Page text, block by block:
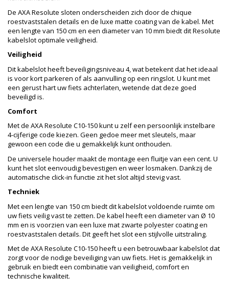
De AXA Resolute sloten onderscheiden zich door de chique
roestvaststalen details en de luxe matte coating van de kabel. Met
een lengte van 150 cm en een diameter van 10 mm biedt dit Resolute
kabelslot optimale veiligheid.
Veiligheid
Dit kabelslot heeft beveiligingsniveau 4, wat betekent dat het ideaal
is voor kort parkeren of als aanvulling op een ringslot. U kunt met
een gerust hart uw fiets achterlaten, wetende dat deze goed
beveiligd is.
Comfort
Met de AXA Resolute C10-150 kunt u zelf een persoonlijk instelbare
4-cijferige code kiezen. Geen gedoe meer met sleutels, maar
gewoon een code die u gemakkelijk kunt onthouden.
De universele houder maakt de montage een fluitje van een cent. U
kunt het slot eenvoudig bevestigen en weer losmaken. Dankzij de
automatische click-in functie zit het slot altijd stevig vast.
Techniek
Met een lengte van 150 cm biedt dit kabelslot voldoende ruimte om
uw fiets veilig vast te zetten. De kabel heeft een diameter van Ø 10
mm en is voorzien van een luxe mat zwarte polyester coating en
roestvaststalen details. Dit geeft het slot een stijlvolle uitstraling.
Met de AXA Resolute C10-150 heeft u een betrouwbaar kabelslot dat
zorgt voor de nodige beveiliging van uw fiets. Het is gemakkelijk in
gebruik en biedt een combinatie van veiligheid, comfort en
technische kwaliteit.